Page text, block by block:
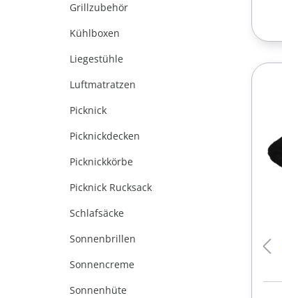
Grillzubehör
Kühlboxen
Liegestühle
Luftmatratzen
Picknick
Picknickdecken
Picknickkörbe
Picknick Rucksack
Schlafsäcke
Sonnenbrillen
Sonnencreme
Sonnenhüte